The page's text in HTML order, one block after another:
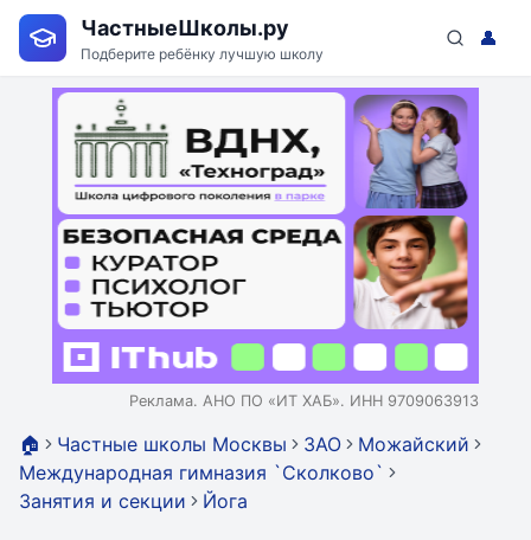
ЧастныеШколы.ру
Подберите ребёнку лучшую школу
👤
Реклама. АНО ПО «ИТ ХАБ». ИНН 9709063913
🏠 Частные школы Москвы ЗАО
Можайский
Международная гимназия `Сколково`
Занятия и секции
Йога